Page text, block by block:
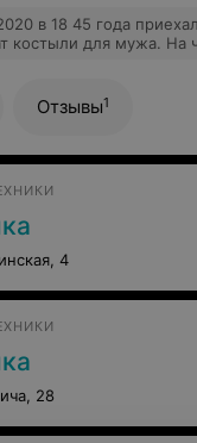
в 18 45 года
костыли для мужа. На
людям все равно
должны работать в мед
жалобу, муж
вашего
Отзывы1
4
28